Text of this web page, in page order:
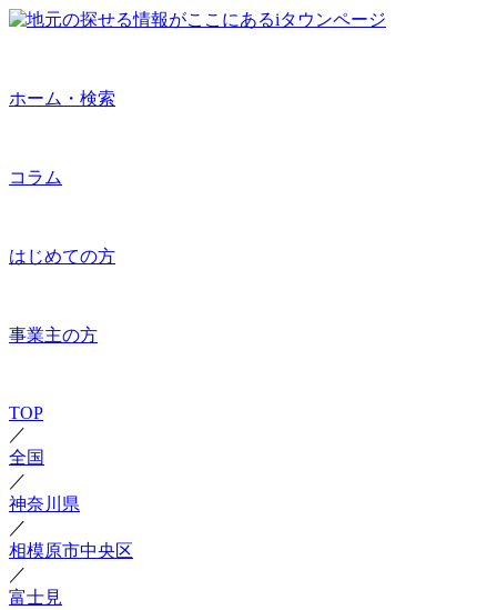
ホーム・検索
コラム
はじめての方
事業主の方
TOP
／
全国
／
神奈川県
／
相模原市中央区
／
富士見